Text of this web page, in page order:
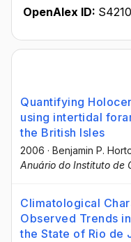
OpenAlex ID:
Quantifying
using intertidal
the British Isles
2006 · Benjamin P.
Anuário do Instituto de
Climatological
Observed Trends
the State of Rio de